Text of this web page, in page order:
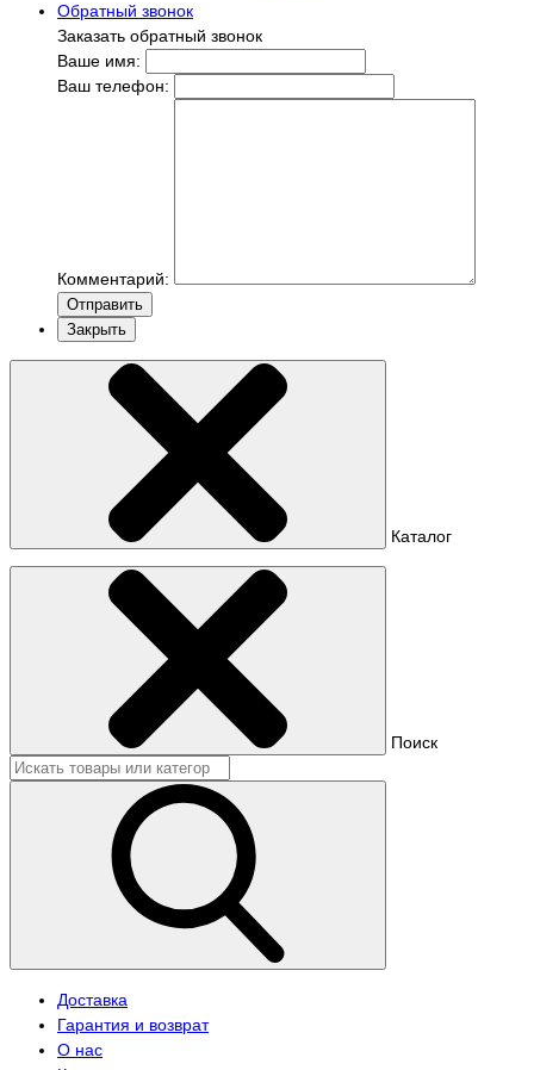
Обратный звонок
Заказать обратный звонок
Ваше имя:
Ваш телефон:
Комментарий:
Отправить
Закрыть
Каталог
Поиск
Доставка
Гарантия и возврат
О нас